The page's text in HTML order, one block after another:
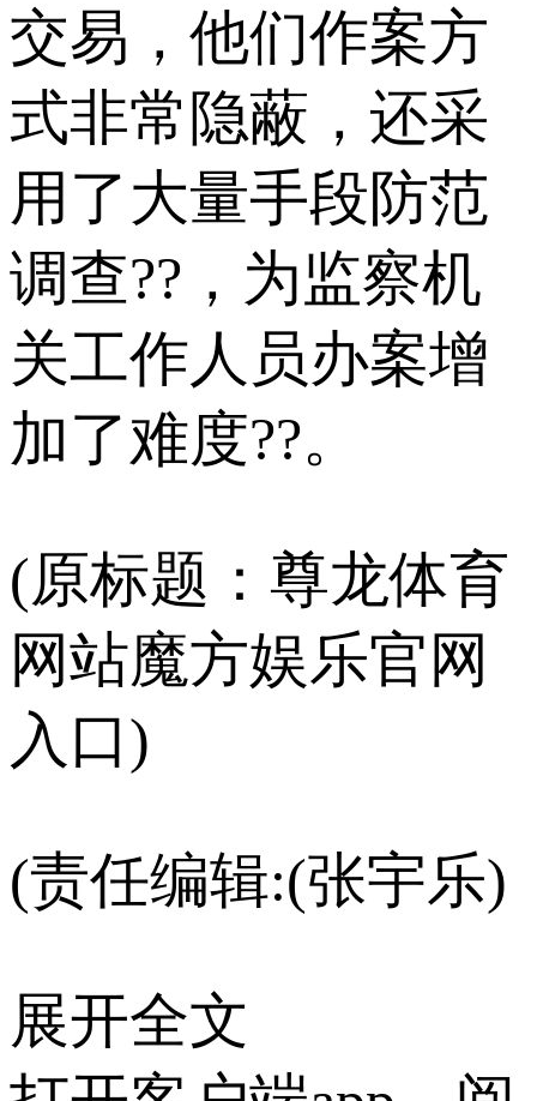
交易，他们作案方
式非常隐蔽，还采
用了大量手段防范
调查??，为监察机
关工作人员办案增
加了难度??。
(原标题：尊龙体育
网站魔方娱乐官网
入口)
(责任编辑:(张宇乐)
展开全文